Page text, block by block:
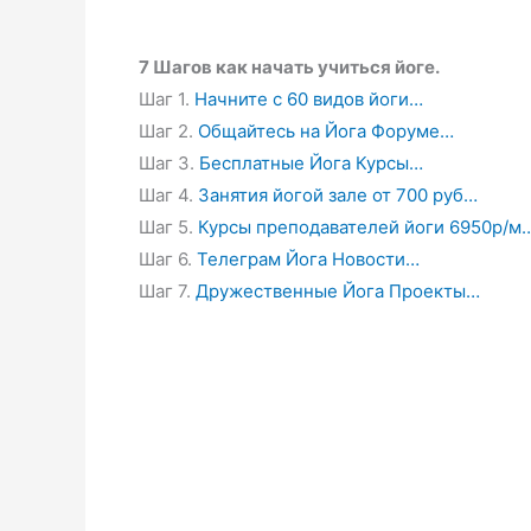
7 Шагов как начать учиться йоге.
Шаг 1. Начните с 60 видов йоги…
Шаг 2. Общайтесь на Йога Форуме…
Шаг 3. Бесплатные Йога Курсы…
Шаг 4. Занятия йогой зале от 700 руб…
Шаг 5. Курсы преподавателей йоги 6950р/
Шаг 6. Телеграм Йога Новости…
Шаг 7. Дружественные Йога Проекты…